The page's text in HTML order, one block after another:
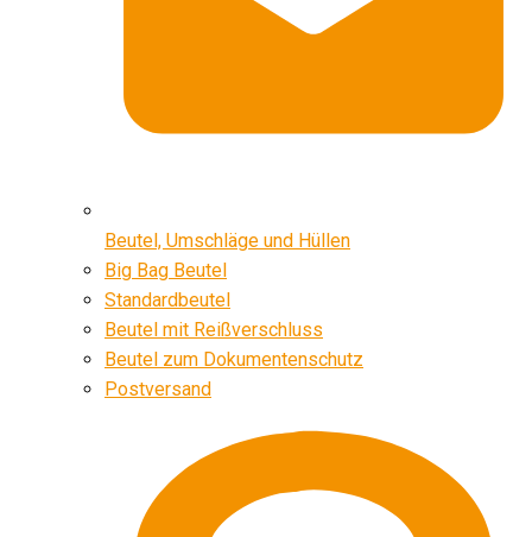
Beutel, Umschläge und Hüllen
Big Bag Beutel
Standardbeutel
Beutel mit Reißverschluss
Beutel zum Dokumentenschutz
Postversand